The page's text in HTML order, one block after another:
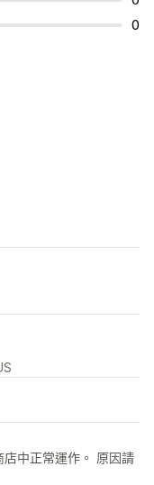
0
中正常運作。 原因請